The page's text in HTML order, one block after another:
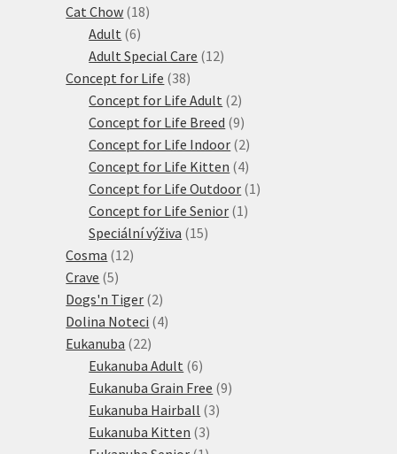
Cat Chow 1818
Adult 66
produktů
Adult Special Care 1212
Concept for Life 3838
produktů
Concept for Life Adult 22
produkty
Concept for Life Breed 99
produktů
Concept for Life Indoor 22
produkty
Concept for Life Kitten 44
produkty
Concept for Life Outdoor 1 1
Concept for Life Senior 1 1
Speciální výživa 1515
Cosma 1212
Crave 55
produktů
Dogs'n Tiger 22
produkty
Dolina Noteci 44
Eukanuba 2222
produktů
Eukanuba Adult 66
produktů
Eukanuba Grain Free 99
Eukanuba Hairball 33
Eukanuba Kitten 33